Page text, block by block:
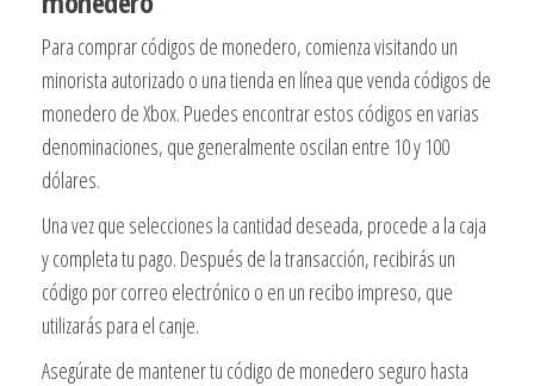
Para comprar códigos de monedero, comienza visitando un
minorista autorizado o una tienda en línea que venda códigos de
monedero de Xbox. Puedes encontrar estos códigos en varias
denominaciones, que generalmente oscilan entre 10 y 100
dólares.
Una vez que selecciones la cantidad deseada, procede a la caja
y completa tu pago. Después de la transacción, recibirás un
código por correo electrónico o en un recibo impreso, que
utilizarás para el canje.
Asegúrate de mantener tu código de monedero seguro hasta